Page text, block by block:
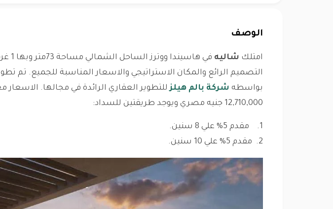
الوصف
امتلك شاليه
في
التصميم الرائع والمكان الاستراتيجي والاسعار المناسبة للجميع. تم
بواسطه شركة بالم هيلزللتطوير العقاري الرائدة في مجالها. الاسعار
12,710,000 جنيه مصري ويوجد طريقتين للسداد:
1. مقدم 5% علي 8 سنين.
2. مقدم 5% علي 10 سنين.